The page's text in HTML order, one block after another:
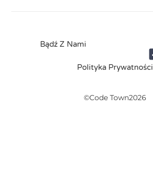
Bądź Z Nami
Polityka Prywatności
©Code Town2026